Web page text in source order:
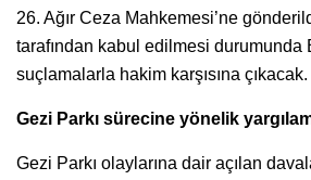
26. Ağır Ceza Mahkemesi’ne
tarafından kabul edilmesi durumunda
suçlamalarla hakim karşısına çıkacak.
Gezi Parkı sürecine yönelik
Gezi Parkı olaylarına dair açılan